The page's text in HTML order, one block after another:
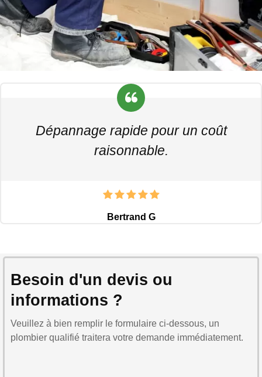
Dépannage rapide pour un coût
raisonnable.
Bertrand G
Besoin d'un devis ou
informations ?
Veuillez à bien remplir le formulaire ci-dessous, un
plombier qualifié traitera votre demande immédiatement.